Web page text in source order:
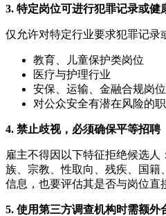
3. 特定岗位可进行犯罪记录或健
仅允许对特定行业要求犯罪记录
教育、儿童保护类岗位
医疗与护理行业
安保、运输、金融合规岗位
对公众安全有潜在风险的
4. 禁止歧视，必须确保平等招聘
雇主不得因以下特征拒绝候选
族、宗教、性取向、残疾、国籍
信息，也要评估其是否与岗位直
5. 使用第三方调查机构时需额外